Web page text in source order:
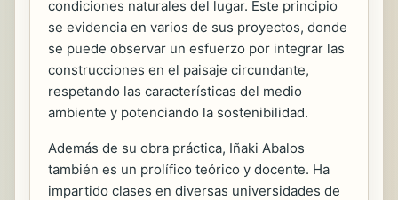
condiciones naturales del lugar. Este principio
se evidencia en varios de sus proyectos, donde
se puede observar un esfuerzo por integrar las
construcciones en el paisaje circundante,
respetando las características del medio
ambiente y potenciando la sostenibilidad.
Además de su obra práctica, Iñaki Abalos
también es un prolífico teórico y docente. Ha
impartido clases en diversas universidades de